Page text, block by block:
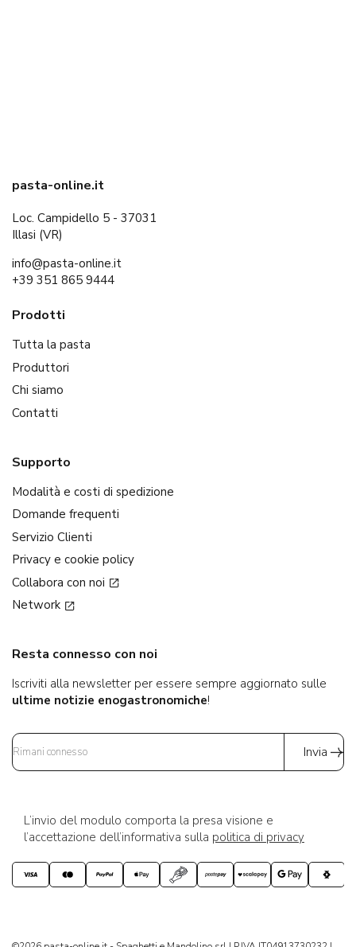
pasta-online.it
Loc. Campidello 5 - 37031
Illasi (VR)
info@pasta-online.it
+39 351 865 9444
Prodotti
Tutta la pasta
Produttori
Chi siamo
Contatti
Supporto
Modalità e costi di spedizione
Domande frequenti
Servizio Clienti
Privacy e cookie policy
Collabora con noi
Network
Resta connesso con noi
Iscriviti alla newsletter per essere sempre aggiornato sulle
ultime notizie enogastronomiche!
Invia
L’invio del modulo comporta la presa visione e
l’accettazione dell’informativa sulla politica di privacy